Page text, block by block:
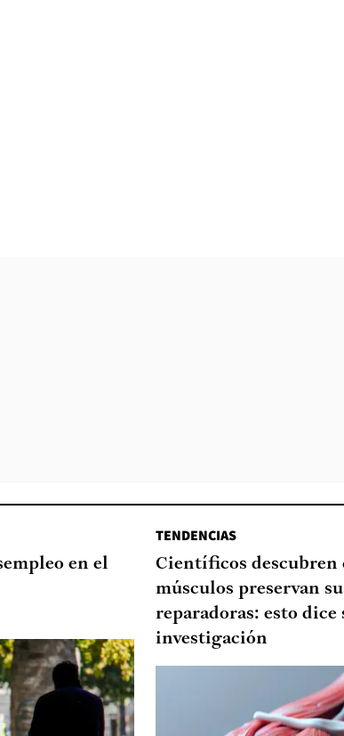
en el
TENDENCIAS
Científicos descubren
músculos preservan
reparadoras: esto dice
investigación